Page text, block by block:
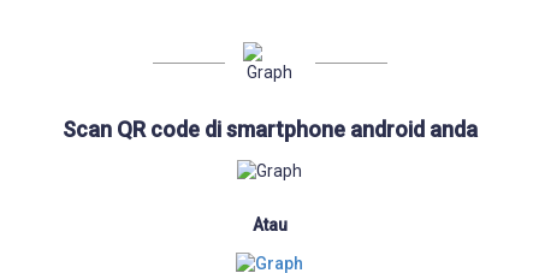
Scan QR code di smartphone android anda
Atau